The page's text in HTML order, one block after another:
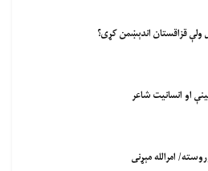
ولې قزاقستان اندېښمن کړی؟
او انسانیت شاعر
امرالله مېړنی